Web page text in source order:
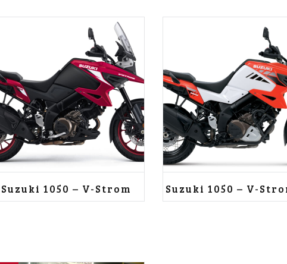
Suzuki 1050 – V-Strom Suzuki 1050 – V-